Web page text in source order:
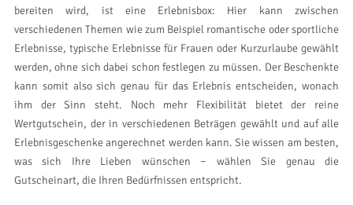
bereiten wird, ist eine Erlebnisbox: Hier kann zwischen
verschiedenen Themen wie zum Beispiel romantische oder sportliche
Erlebnisse, typische Erlebnisse für Frauen oder Kurzurlaube gewählt
werden, ohne sich dabei schon festlegen zu müssen. Der Beschenkte
kann somit also sich genau für das Erlebnis entscheiden, wonach
ihm der Sinn steht. Noch mehr Flexibilität bietet der reine
Wertgutschein, der in verschiedenen Beträgen gewählt und auf alle
Erlebnisgeschenke angerechnet werden kann. Sie wissen am besten,
was sich Ihre Lieben wünschen − wählen Sie genau die
Gutscheinart, die Ihren Bedürfnissen entspricht.